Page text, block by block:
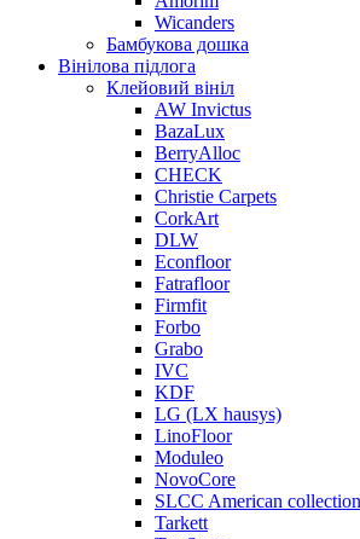
Wicanders
Бамбукова дошка
Вінілова підлога
Клейовий вініл
AW Invictus
BazaLux
BerryAlloc
CHECK
Christie Carpets
CorkArt
DLW
Econfloor
Fatrafloor
Firmfit
Forbo
Grabo
IVC
KDF
LG (LX hausys)
LinoFloor
Moduleo
NovoCore
SLCC American collection
Tarkett